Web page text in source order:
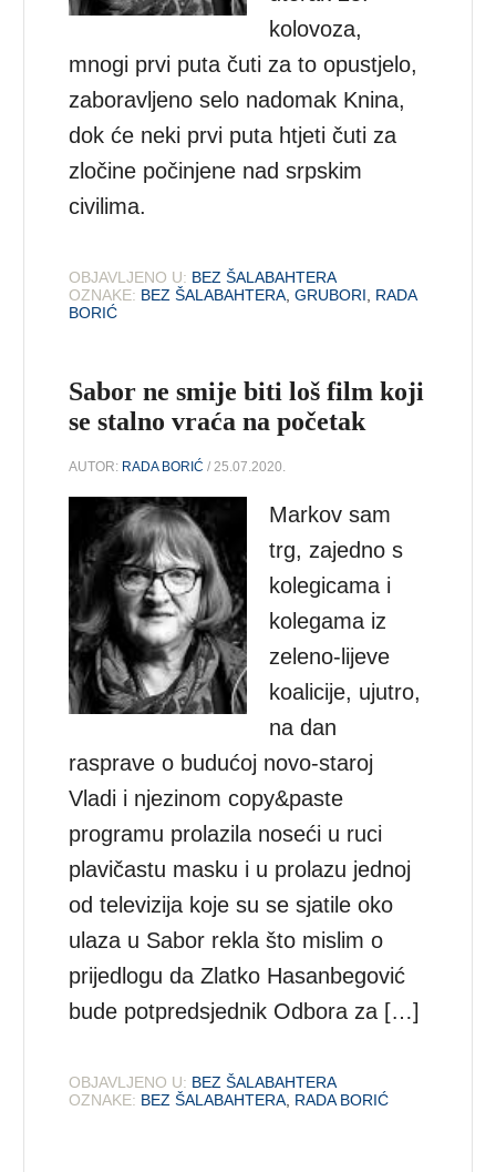
kolovoza,
mnogi prvi puta čuti za to opustjelo,
zaboravljeno selo nadomak Knina,
dok će neki prvi puta htjeti čuti za
zločine počinjene nad srpskim
civilima.
OBJAVLJENO U: BEZ ŠALABAHTERA
OZNAKE: BEZ ŠALABAHTERA,GRUBORI, RADA
BORIĆ
Sabor ne smije biti loš film koji
se stalno vraća na početak
AUTOR: RADA BORIĆ / 25.07.2020.
Markov sam
trg, zajedno s
kolegicama i
kolegama iz
zeleno-lijeve
koalicije, ujutro,
na dan
rasprave o budućoj novo-staroj
Vladi i njezinom copy&paste
programu prolazila noseći u ruci
plavičastu masku i u prolazu jednoj
od televizija koje su se sjatile oko
ulaza u Sabor rekla što mislim o
prijedlogu da Zlatko Hasanbegović
bude potpredsjednik Odbora za […]
OBJAVLJENO U: BEZ ŠALABAHTERA
OZNAKE: BEZ ŠALABAHTERA, RADA BORIĆ